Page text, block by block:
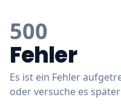
500
Fehler
Es ist ein Fehler
oder versuche es